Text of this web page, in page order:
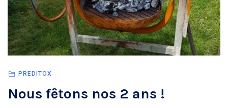
PREDITOX
Nous fêtons nos 2 ans !